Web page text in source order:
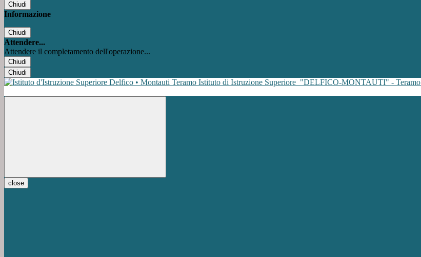
Chiudi
Informazione
Chiudi
Attendere...
Attendere il completamento dell'operazione...
Chiudi
Chiudi
Istituto di Istruzione Superiore "DELFICO-MONTAUTI" - Teramo
close